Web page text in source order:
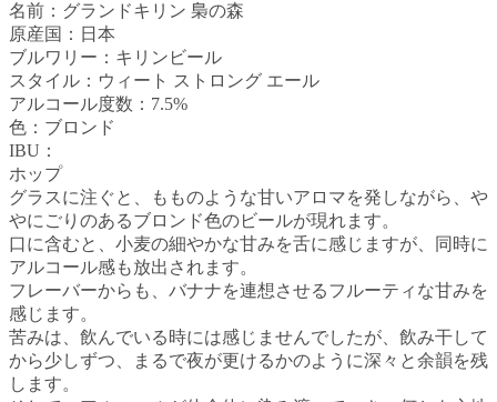
名前：グランドキリン 梟の森
原産国：日本
ブルワリー：キリンビール
スタイル：ウィート ストロング エール
アルコール度数：7.5%
色：ブロンド
IBU：
ホップ
グラスに注ぐと、もものような甘いアロマを発しながら、や
やにごりのあるブロンド色のビールが現れます。
口に含むと、小麦の細やかな甘みを舌に感じますが、同時に
アルコール感も放出されます。
フレーバーからも、バナナを連想させるフルーティな甘みを
感じます。
苦みは、飲んでいる時には感じませんでしたが、飲み干して
から少しずつ、まるで夜が更けるかのように深々と余韻を残
します。